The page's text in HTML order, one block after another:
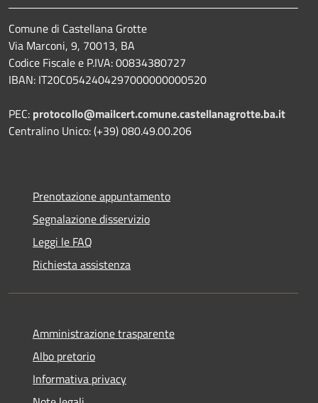
Comune di Castellana Grotte
Via Marconi, 9, 70013, BA
Codice Fiscale e P.IVA: 00834380727
IBAN: IT20C0542404297000000000520
PEC: protocollo@mailcert.comune.castellanagrotte.ba.it
Centralino Unico: (+39) 080.49.00.206
Prenotazione appuntamento
Segnalazione disservizio
Leggi le FAQ
Richiesta assistenza
Amministrazione trasparente
Albo pretorio
Informativa privacy